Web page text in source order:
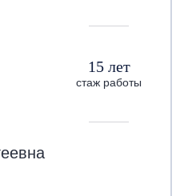
15 лет
стаж работы